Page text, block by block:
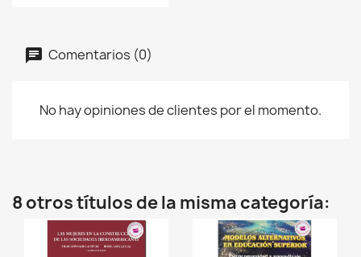
Comentarios (0)
No hay opiniones de clientes por el momento.
8 otros títulos de la misma categoría: